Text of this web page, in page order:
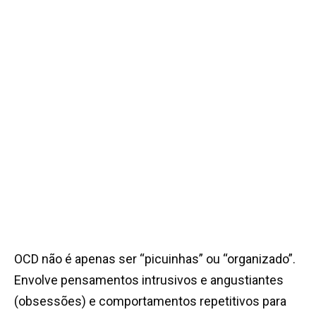
OCD não é apenas ser “picuinhas” ou “organizado”.
Envolve pensamentos intrusivos e angustiantes
(obsessões) e comportamentos repetitivos para